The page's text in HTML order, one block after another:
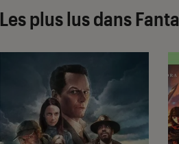
Les plus lus dans